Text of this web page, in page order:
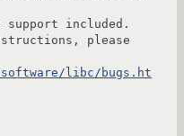
support included.
please
libc/bugs.ht